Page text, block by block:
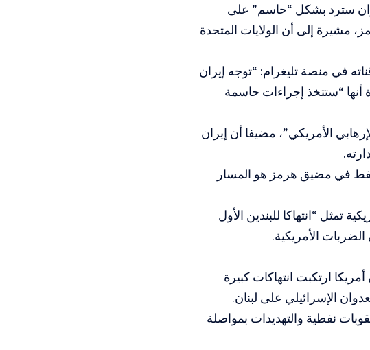
سترد بشكل “حاسم” على
مشيرة إلى أن الولايات المتحدة
في منصة تليغرام: “توجه إيران
أنها “ستتخذ إجراءات حاسمة
الأمريكي”، مضيفا أن إيران
في مضيق هرمز هو المسار
تمثل “انتهاكا للبندين الأول
الأمريكية.
ارتكبت انتهاكات كبيرة
الإسرائيلي على لبنان.
نفطية والتهديدات بمواصلة